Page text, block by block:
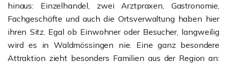
hinaus: Einzelhandel, zwei Arztpraxen, Gastronomie,
Fachgeschäfte und auch die Ortsverwaltung haben hier
ihren Sitz. Egal ob Einwohner oder Besucher, langweilig
wird es in Waldmössingen nie. Eine ganz besondere
Attraktion zieht besonders Familien aus der Region an: